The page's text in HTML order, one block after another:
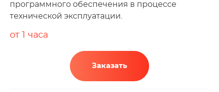
программного обеспечения в процессе
технической эксплуатации.
от 1 часа
Заказать